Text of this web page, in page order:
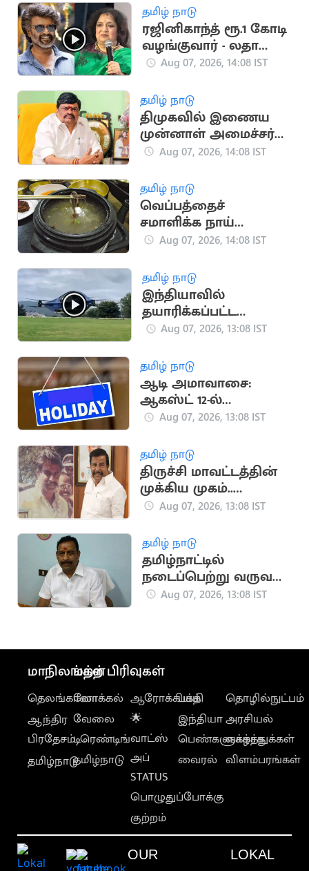
தமிழ் நாடு
ரஜினிகாந்த் ரூ.1 கோடி
வழங்குவார் - லதா
ரஜினிகாந்த்
Aug 07, 2026, 14:08 IST
தமிழ் நாடு
திமுகவில் இணைய
முன்னாள் அமைச்சர்
ராஜேந்திர பாலாஜிக்கு
Aug 07, 2026, 14:08 IST
தமிழ் நாடு
வெப்பத்தைச்
சமாளிக்க நாய்
இறைச்சி சூப் குடிக்க
Aug 07, 2026, 14:08 IST
தமிழ் நாடு
இந்தியாவில்
தயாரிக்கப்பட்ட
பறக்கும் மின்சாரக் கார்
Aug 07, 2026, 13:08 IST
தமிழ் நாடு
ஆடி அமாவாசை:
ஆகஸ்ட் 12-ல்
கன்னியாகுமரிக்கு
Aug 07, 2026, 13:08 IST
தமிழ் நாடு
திருச்சி மாவட்டத்தின்
முக்கிய முகம்..
கே.என்.நேருவின்
Aug 07, 2026, 13:08 IST
தமிழ் நாடு
தமிழ்நாட்டில்
நடைப்பெற்று வருவது
அம்மா ஆட்சி அல்ல..
Aug 07, 2026, 13:08 IST
மாநிலங்கள்
தெலங்கானா
ஆந்திர
பிரதேசம்
தமிழ்நாடு
மற்ற பிரிவுகள்
லோக்கல்
வேலை
டிரெண்டிங்
தமிழ்நாடு
ஆரோக்கியம்
🌟
வாட்ஸ்
அப்
STATUS
பொழுதுப்போக்கு
குற்றம்
பக்தி
இந்தியா
பெண்களுக்காக
வைரல்
தொழில்நுட்பம்
அரசியல்
வாழ்த்துக்கள்
விளம்பரங்கள்
OUR
LOKAL